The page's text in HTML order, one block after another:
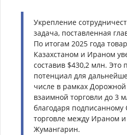
Укрепление
задача, поставленная
По итогам 2025 года
Казахстаном и Ираном
составив $430,2 млн. Это
потенциал для
числе в рамках
взаимной торговли до 3
благодаря
торговле между Ираном
Жумангарин.